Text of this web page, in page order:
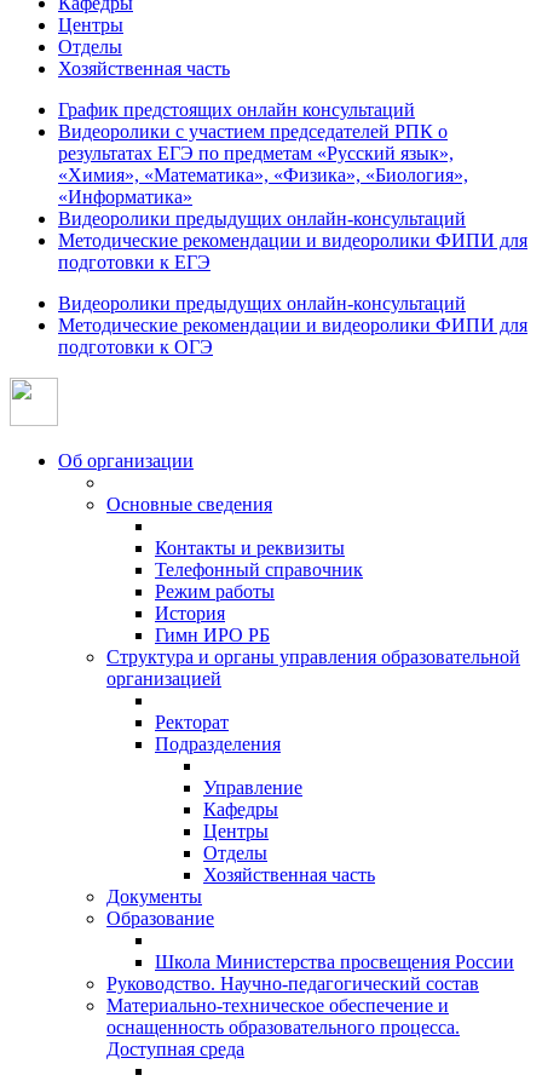
Центры
Отделы
Хозяйственная часть
График предстоящих онлайн консультаций
Видеоролики с участием председателей РПК о
результатах ЕГЭ по предметам «Русский язык»,
«Химия», «Математика», «Физика», «Биология»,
«Информатика»
Видеоролики предыдущих онлайн-консультаций
Методические рекомендации и видеоролики ФИПИ для
подготовки к ЕГЭ
Видеоролики предыдущих онлайн-консультаций
Методические рекомендации и видеоролики ФИПИ для
подготовки к ОГЭ
Об организации
Основные сведения
Контакты и реквизиты
Телефонный справочник
Режим работы
История
Гимн ИРО РБ
Структура и органы управления образовательной
организацией
Ректорат
Подразделения
Управление
Кафедры
Центры
Отделы
Хозяйственная часть
Документы
Образование
Школа Министерства просвещения России
Руководство. Научно-педагогический состав
Материально-техническое обеспечение и
оснащенность образовательного процесса.
Доступная среда